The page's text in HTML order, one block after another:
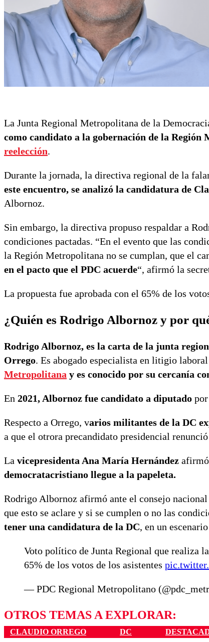
La Junta Regional Metropolitana de la
como candidato a la gobernación de la Región
reelección.
Durante la jornada, la directiva regional de la
este encuentro, se analizó la candidatura de
Albornoz.
Sin embargo, la directiva propuso respaldar a
condiciones pactadas. “En el evento que las
la Región Metropolitana no se cumplan, que el
en el pacto que el PDC acuerde“, afirmó la
La propuesta fue aprobada con el 65% de los
¿Quién es Rodrigo Albornoz y por
Rodrigo Albornoz, es la carta de la junta
Orrego. Es abogado especialista en litigio
Metropolitana y es conocido por su cercanía
En 2021, Albornoz fue candidato a diputado
Respecto a Orrego, varios militantes de la DC
a que el otrora precandidato presidencial
La vicepresidenta Ana María Hernández
democratacristiano llegue a la papeleta.
Rodrigo Albornoz afirmó ante el consejo
que esto se aclare y si se cumplen o no las
tener una candidatura de la DC, en un
Voto político de Junta Regional que realiza
65% de los votos de los asistentes
— PDC Regional Metropolitano
OTROS TEMAS A EXPLORAR:
CLAUDIO ORREGO DC